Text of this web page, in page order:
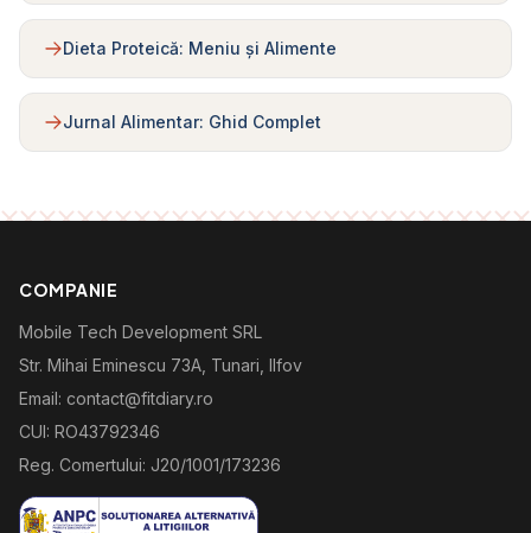
Dieta Proteică: Meniu și Alimente
Jurnal Alimentar: Ghid Complet
COMPANIE
Mobile Tech Development SRL
Str. Mihai Eminescu 73A, Tunari, Ilfov
Email: contact@fitdiary.ro
CUI: RO43792346
Reg. Comertului: J20/1001/173236